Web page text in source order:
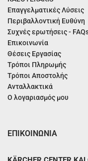
Επαγγελματικές Λύσεις
Περιβαλλοντική Ευθύνη
Συχνές ερωτήσεις -
Επικοινωνία
Θέσεις Εργασίας
Τρόποι Πληρωμής
Τρόποι Αποστολής
Ανταλλακτικά
Ο λογαριασμός μου
ΕΠΙΚΟΙΝΩΝΙΑ